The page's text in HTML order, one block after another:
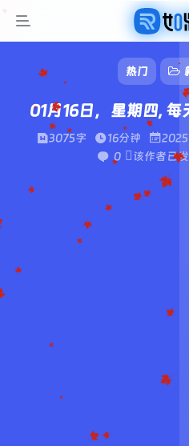
热门
01月16日，星期四, 每
3075字 16分钟
0
该作者已